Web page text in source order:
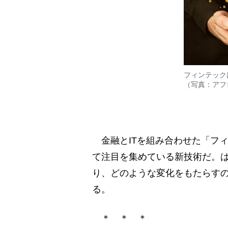
フィンテッ
（写真：ア
金融とITを組み合わせた「フ
て注目を集めている新技術だ。
り、どのような変化をもたらす
る。
＊ ＊ ＊